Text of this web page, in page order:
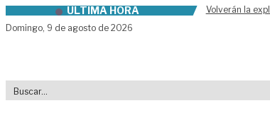
Skip to contentÚLTIMA HORA
Volverán la
Domingo, 9 de agosto de 2026